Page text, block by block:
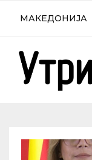
МАКЕДОНИЈА